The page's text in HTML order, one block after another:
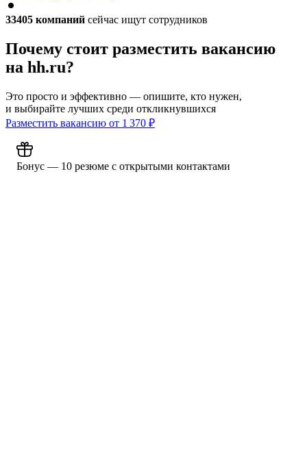
33405 компаний сейчас ищут сотрудников
Почему стоит разместить вакансию
на hh.ru?
Это просто и эффективно — опишите, кто нужен,
и выбирайте лучших среди откликнувшихся
Разместить вакансию от 1 370 ₽
Бонус — 10 резюме с открытыми контактами